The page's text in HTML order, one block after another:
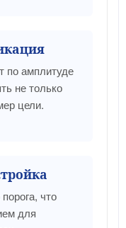
по амплитуде
не только
цели.
что
для